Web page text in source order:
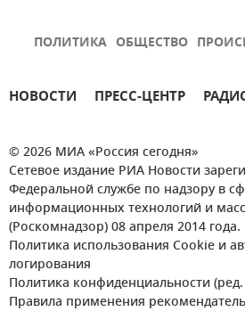
ПОЛИТИКА ОБЩЕСТВО
НОВОСТИ ПРЕСС-ЦЕНТР
© 2026 МИА «Россия сегодня»
Сетевое издание РИА Новости
Федеральной службе по надзору в
информационных технологий и
(Роскомнадзор) 08 апреля 2014 года.
Политика использования Cookie и
логирования
Политика конфиденциальности (ред.
Правила применения